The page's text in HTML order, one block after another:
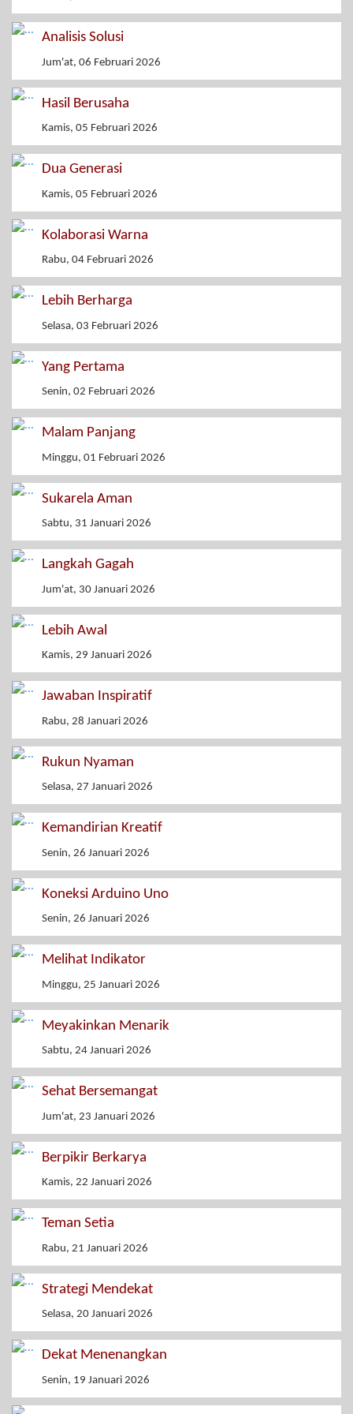
Analisis Solusi
Jum'at, 06 Februari 2026
Hasil Berusaha
Kamis, 05 Februari 2026
Dua Generasi
Kamis, 05 Februari 2026
Kolaborasi Warna
Rabu, 04 Februari 2026
Lebih Berharga
Selasa, 03 Februari 2026
Yang Pertama
Senin, 02 Februari 2026
Malam Panjang
Minggu, 01 Februari 2026
Sukarela Aman
Sabtu, 31 Januari 2026
Langkah Gagah
Jum'at, 30 Januari 2026
Lebih Awal
Kamis, 29 Januari 2026
Jawaban Inspiratif
Rabu, 28 Januari 2026
Rukun Nyaman
Selasa, 27 Januari 2026
Kemandirian Kreatif
Senin, 26 Januari 2026
Koneksi Arduino Uno
Senin, 26 Januari 2026
Melihat Indikator
Minggu, 25 Januari 2026
Meyakinkan Menarik
Sabtu, 24 Januari 2026
Sehat Bersemangat
Jum'at, 23 Januari 2026
Berpikir Berkarya
Kamis, 22 Januari 2026
Teman Setia
Rabu, 21 Januari 2026
Strategi Mendekat
Selasa, 20 Januari 2026
Dekat Menenangkan
Senin, 19 Januari 2026